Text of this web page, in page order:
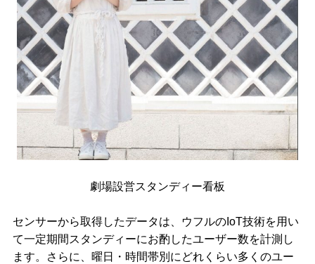
劇場設営スタンディー看板
センサーから取得したデータは、ウフルのIoT技術を用い
て一定期間スタンディーにお酌したユーザー数を計測し
ます。さらに、曜日・時間帯別にどれくらい多くのユー